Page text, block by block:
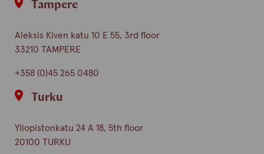
Tampere
Aleksis Kiven katu 10 E 55, 3rd floor
33210 TAMPERE
+358 (0)45 265 0480
Turku
Yliopistonkatu 24 A 18, 5th floor
20100 TURKU